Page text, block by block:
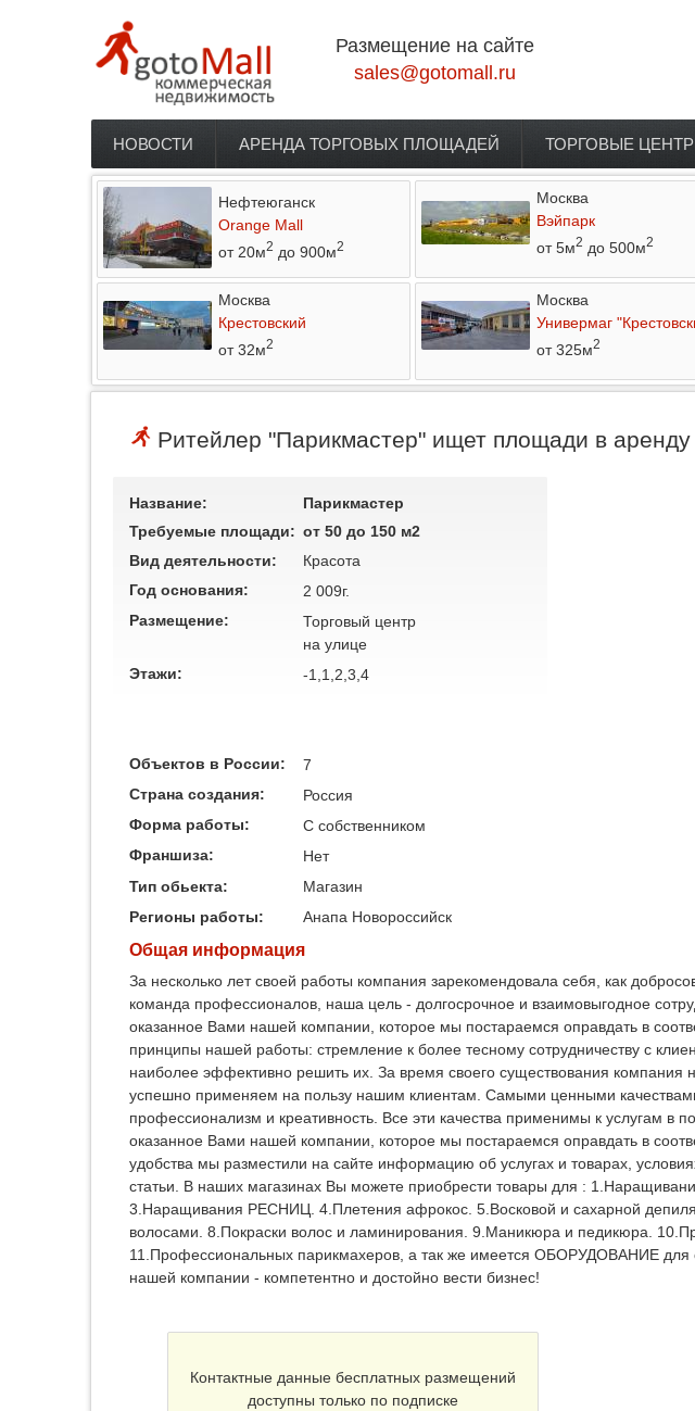
Размещение на сайте
sales@gotomall.ru
Главное меню
НОВОСТИ АРЕНДА ТОРГОВЫХ ПЛОЩАДЕЙ ТОРГОВЫЕ
Нефтеюганск
Orange Mall
от 20м2 до 900м2
Москва
Вэйпарк
от 5м2 до 500м2
Москва
Крестовский
от 32м2
Москва
Универмаг
от 325м2
Ритейлер "Парикмастер" ищет площади в
Название:
Парикмастер
Требуемые площади: от 50 до 150 м2
Вид деятельности:
Красота
Год основания:
2 009г.
Размещение:
Торговый центр
на улице
Этажи:
-1,1,2,3,4
Объектов в России:
7
Страна создания:
Россия
Форма работы:
C собственником
Франшиза:
Нет
Тип обьекта:
Магазин
Регионы работы:
Анапа Новороссийск
Общая информация
За несколько лет своей работы компания зарекомендовала себя, как
команда профессионалов, наша цель - долгосрочное и взаимовыгодное
оказанное Вами нашей компании, которое мы постараемся оправдать в
принципы нашей работы: стремление к более тесному сотрудничеству с
наиболее эффективно решить их. За время своего существования компания
успешно применяем на пользу нашим клиентам. Самыми ценными качествами
профессионализм и креативность. Все эти качества применимы к услугам
оказанное Вами нашей компании, которое мы постараемся оправдать в
удобства мы разместили на сайте информацию об услугах и товарах,
статьи. В наших магазинах Вы можете приобрести товары для :
3.Наращивания РЕСНИЦ. 4.Плетения афрокос. 5.Восковой и сахарной
волосами. 8.Покраски волос и ламинирования. 9.Маникюра и педикюра.
11.Профессиональных парикмахеров, а так же имеется ОБОРУДОВАНИЕ для
нашей компании - компетентно и достойно вести бизнес!
Контактные данные бесплатных размещений
доступны только по подписке